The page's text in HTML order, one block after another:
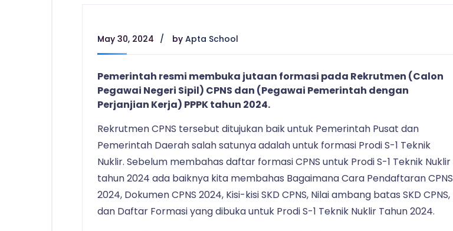
May 30, 2024 by Apta School
Pemerintah resmi membuka jutaan formasi pada Rekrutmen (Calon
Pegawai Negeri Sipil) CPNS dan (Pegawai Pemerintah dengan
Perjanjian Kerja) PPPK tahun 2024.
Rekrutmen CPNS tersebut ditujukan baik untuk Pemerintah Pusat dan
Pemerintah Daerah salah satunya adalah untuk formasi Prodi S-1 Teknik
Nuklir. Sebelum membahas daftar formasi CPNS untuk Prodi S-1 Teknik Nuklir
tahun 2024 ada baiknya kita membahas Bagaimana Cara Pendaftaran CPNS
2024, Dokumen CPNS 2024, Kisi-kisi SKD CPNS, Nilai ambang batas SKD CPNS,
dan Daftar Formasi yang dibuka untuk Prodi S-1 Teknik Nuklir Tahun 2024.